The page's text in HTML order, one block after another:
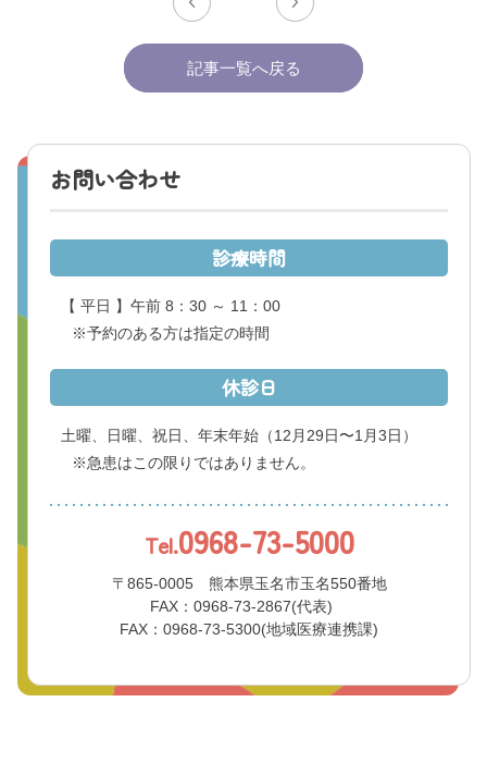
記事一覧へ戻る
お問い合わせ
診療時間
【 平日 】午前 8：30 ～ 11：00
※予約のある方は指定の時間
休診日
土曜、日曜、祝日、年末年始 （12月29日〜1月3日）
※急患はこの限りではありません。
Tel.0968-73-5000
〒865-0005 熊本県玉名市玉名550番地
FAX：0968-73-2867(代表)
FAX：0968-73-5300(地域医療連携課)